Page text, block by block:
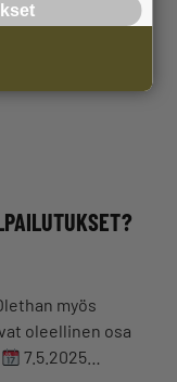
myös
oleellinen osa
7.5.2025…